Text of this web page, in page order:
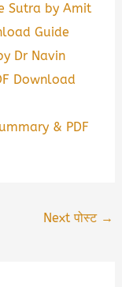
Sutra by Amit
Guide
Dr Navin
Download
& PDF
Next पोस्ट →